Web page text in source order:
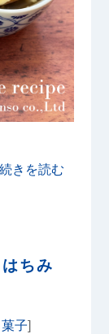
きを読む
ちみ
子]